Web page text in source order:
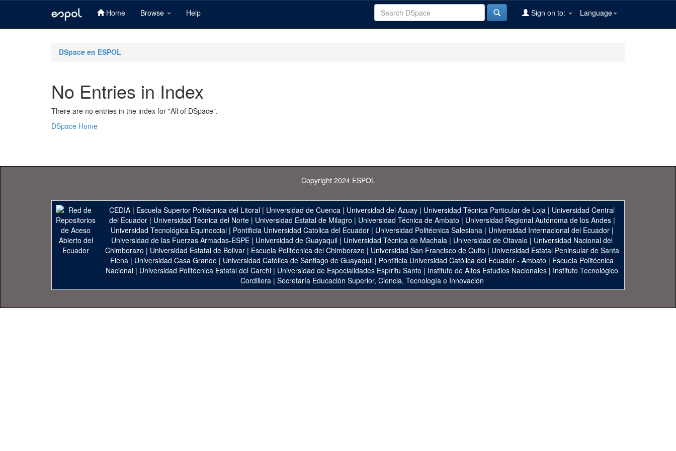
Home Browse Help Language
Sign on to:
DSpace en ESPOL
No Entries in Index
There are no entries in the index for "All of DSpace".
DSpace Home
Copyright 2024 ESPOL
CEDIA | Escuela Superior Politécnica del Litoral | Universidad de Cuenca | Universidad del Azuay | Universidad Técnica Particular de Loja | Universidad Central
del Ecuador| Universidad Técnica del Norte| Universidad Estatal de Milagro | Universidad Técnica de Ambato | Universidad Regional Autónoma de los Andes|
Universidad Tecnológica Equinoccial| Pontificia Universidad Catolica del Ecuador| Universidad Politécnica Salesiana| Universidad Internacional del Ecuador|
Universidad de las Fuerzas Armadas-ESPE | Universidad de Guayaquil | Universidad Técnica de Machala | Universidad de Otavalo | Universidad Nacional del
Chimborazo | Universidad Estatal de Bolivar| Escuela Politécnica del Chimborazo | Universidad San Francisco de Quito | Universidad Estatal Peninsular de Santa
Elena | Universidad Casa Grande | Universidad Católica de Santiago de Guayaquil | Pontificia Universidad Católica del Ecuador - Ambato | Escuela Politécnica
Nacional | Universidad Politécnica Estatal del Carchi | Universidad de Especialidades Espíritu Santo | Instituto de Altos Estudios Nacionales | Instituto Tecnológico
Cordillera| Secretaría Educación Superior, Ciencia, Tecnología e Innovación